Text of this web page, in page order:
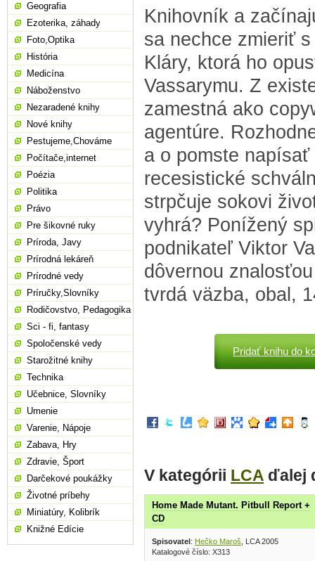
Knihovník a
sa nechce zmieriť
Kláry, ktorá ho
Vassarymu. Z
zamestná ako
agentúre.
a o pomste
recesistické
strpčuje sokovi
vyhrá? Ponížený
podnikateľ Viktor
dôvernou
tvrdá väzba, obal,
Pridať knihu do
V kategórii LCA ďalej
Home Made Mutant. Pitbull Report +
CD
Spisovatel: Hečko Maroš , LCA 2005
Katalogové číslo: X313
Geografia
Ezoterika, záhady
Foto,Optika
História
Medicína
Náboženstvo
Nezaradené knihy
Nové knihy
Pestujeme,Chováme
Počítače,internet
Poézia
Politika
Právo
Pre šikovné ruky
Príroda, Javy
Prírodná lekáreň
Prírodné vedy
Príručky,Slovníky
Rodičovstvo, Pedagogika
Sci - fi, fantasy
Spoločenské vedy
Starožitné knihy
Technika
Učebnice, Slovníky
Umenie
Varenie, Nápoje
Zabava, Hry
Zdravie, Šport
Darčekové poukážky
Životné príbehy
Miniatúry, Kolibrík
Knižné Edície